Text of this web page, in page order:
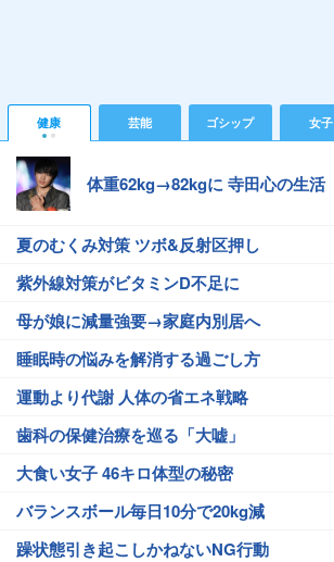
健康 芸能 ゴシップ 女子
体重62kg→82kgに 寺田心の生活
夏のむくみ対策 ツボ&反射区押し
紫外線対策がビタミンD不足に
母が娘に減量強要→家庭内別居へ
睡眠時の悩みを解消する過ごし方
運動より代謝 人体の省エネ戦略
歯科の保健治療を巡る「大嘘」
大食い女子 46キロ体型の秘密
バランスボール毎日10分で20kg減
躁状態引き起こしかねないNG行動